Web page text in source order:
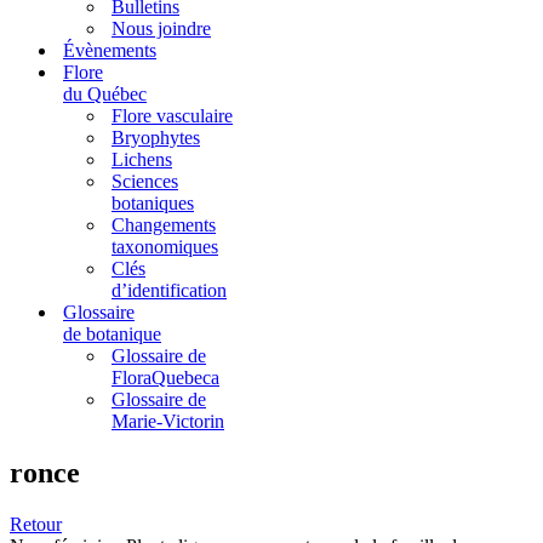
Bulletins
Nous joindre
Évènements
Flore
du Québec
Flore vasculaire
Bryophytes
Lichens
Sciences
botaniques
Changements
taxonomiques
Clés
d’identification
Glossaire
de botanique
Glossaire de
FloraQuebeca
Glossaire de
Marie-Victorin
ronce
Retour